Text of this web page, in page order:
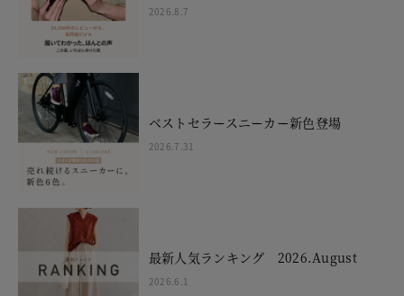
2026.8.7
ベストセラースニーカー新色登場
2026.7.31
最新人気ランキング 2026.August
2026.6.1